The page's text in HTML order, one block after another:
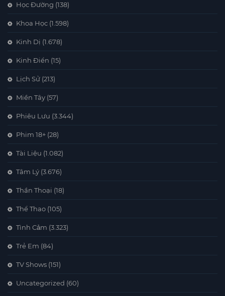
Học Đường (138)
Khoa Học (1.598)
Kinh Dị (1.678)
Kinh Điển (15)
Lịch Sử (213)
Miền Tây (57)
Phiêu Lưu (3.344)
Phim 18+ (28)
Tài Liệu (1.082)
Tâm Lý (3.676)
Thần Thoại (18)
Thể Thao (105)
Tình Cảm (3.323)
Trẻ Em (84)
TV Shows (151)
Uncategorized (60)